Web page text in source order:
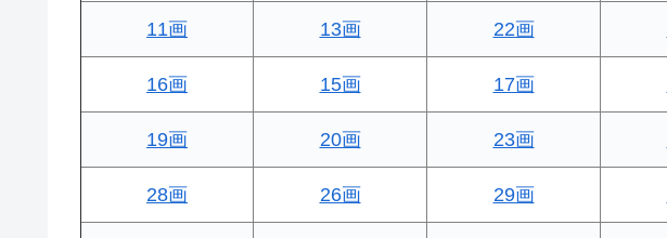
11画 13画 22画
16画 15画 17画
19画 20画 23画
28画 26画 29画